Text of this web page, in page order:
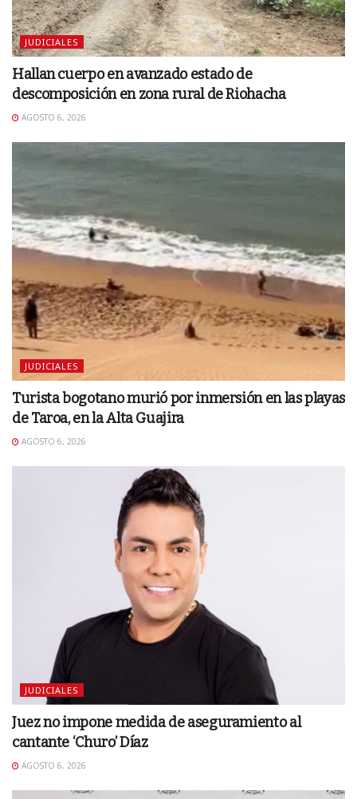
JUDICIALES
Hallan cuerpo en avanzado estado de
descomposición en zona rural de Riohacha
AGOSTO 6, 2026
JUDICIALES
Turista bogotano murió por inmersión en las playas
de Taroa, en la Alta Guajira
AGOSTO 6, 2026
JUDICIALES
Juez no impone medida de aseguramiento al
cantante ‘Churo’ Díaz
AGOSTO 6, 2026